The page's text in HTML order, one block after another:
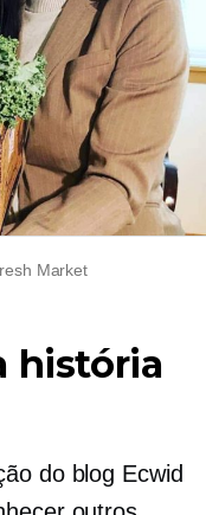
Market
história
do blog Ecwid